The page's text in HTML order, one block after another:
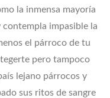
la inmensa mayoría
contempla impasible la
el párroco de tu
pero tampoco
lejano párrocos y
sus ritos de sangre